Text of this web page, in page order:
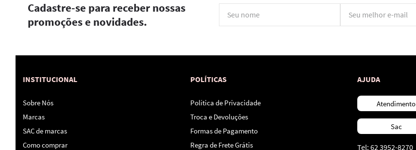
Cadastre-se para receber nossas
promoções e novidades.
INSTITUCIONAL
Sobre Nós
Marcas
SAC de marcas
Como comprar
POLÍTICAS
Política de Privacidade
Troca e Devoluções
Formas de Pagamento
Regra de Frete Grátis
AJUDA
Atendimento
Sac
Tel: 62 3952-8270